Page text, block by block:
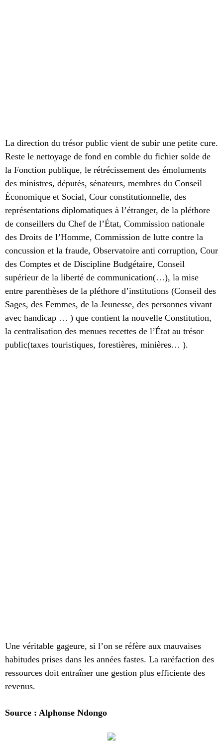
La direction du trésor public vient de subir une petite cure.
Reste le nettoyage de fond en comble du fichier solde de
la Fonction publique, le rétrécissement des émoluments
des ministres, députés, sénateurs, membres du Conseil
Économique et Social, Cour constitutionnelle, des
représentations diplomatiques à l’étranger, de la pléthore
de conseillers du Chef de l’État, Commission nationale
des Droits de l’Homme, Commission de lutte contre la
concussion et la fraude, Observatoire anti corruption, Cour
des Comptes et de Discipline Budgétaire, Conseil
supérieur de la liberté de communication(…), la mise
entre parenthèses de la pléthore d’institutions (Conseil des
Sages, des Femmes, de la Jeunesse, des personnes vivant
avec handicap … ) que contient la nouvelle Constitution,
la centralisation des menues recettes de l’État au trésor
public(taxes touristiques, forestières, minières… ).
Une véritable gageure, si l’on se réfère aux mauvaises
habitudes prises dans les années fastes. La raréfaction des
ressources doit entraîner une gestion plus efficiente des
revenus.
Source : Alphonse Ndongo